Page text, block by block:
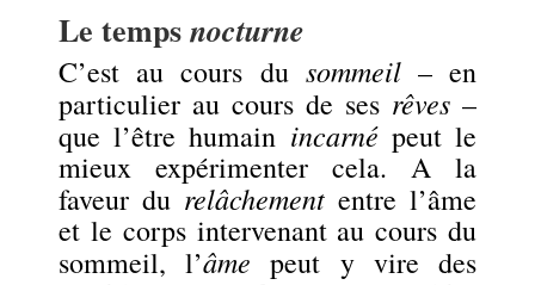
Le tempsnocturne
C’est au cours du sommeil– en
particulier au cours de ses rêves–
que l’être humain incarnépeut le
mieux expérimenter cela. A la
faveur du relâchement entre l’âme
et le corps intervenant au cours du
sommeil, l’âme peut y vire des